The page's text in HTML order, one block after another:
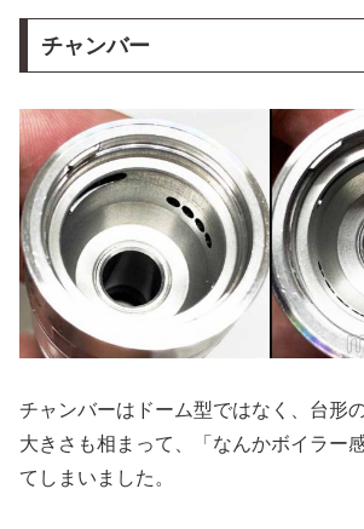
チャンバー
チャンバーはドーム型ではなく、台形
大きさも相まって、「なんかボイラ
てしまいました。